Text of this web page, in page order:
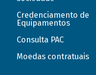
Credenciamento de
Equipamentos
Consulta PAC
Moedas contratuais